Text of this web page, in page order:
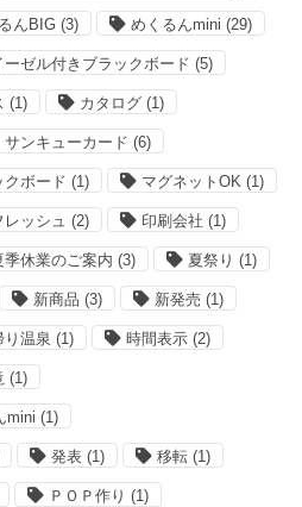
んBIG (3) めくるんmini (29)
ーゼル付きブラックボード (5)
(1) カタログ (1)
サンキューカード (6)
クボード (1) マグネットOK (1)
レッシュ (2) 印刷会社 (1)
季休業のご案内 (3) 夏祭り (1)
新商品 (3) 新発売 (1)
り温泉 (1) 時間表示 (2)
(1)
mini (1)
発表 (1) 移転 (1)
ＰＯＰ作り (1)